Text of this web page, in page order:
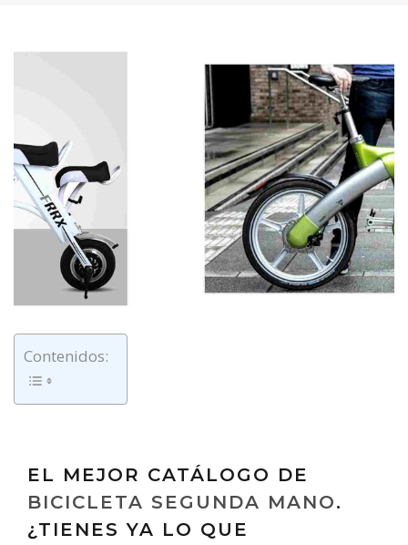
Contenidos:
EL MEJOR CATÁLOGO DE
BICICLETA SEGUNDA MANO.
¿TIENES YA LO QUE